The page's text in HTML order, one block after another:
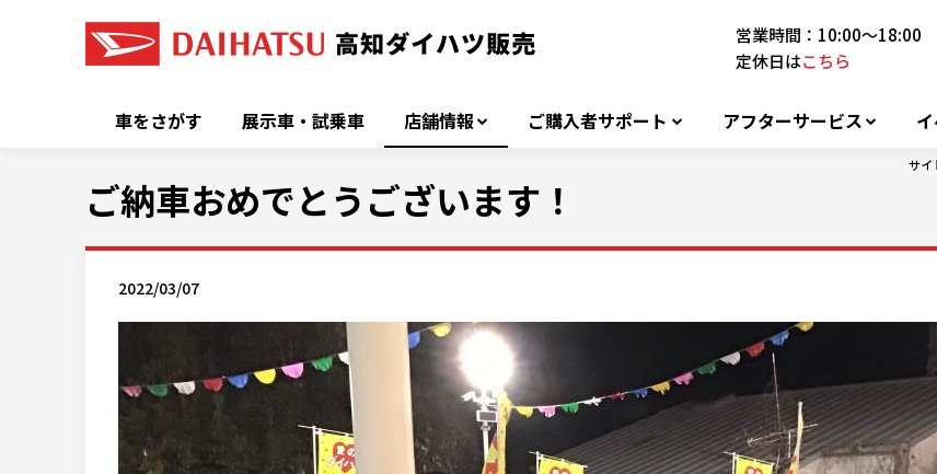
営業時間：10:00～18:00
定休日はこちら
車をさがす 展示車・試乗車 店舗情報 ご購入者サポート アフターサービス
サイ
ご納車おめでとうございます！
2022/03/07